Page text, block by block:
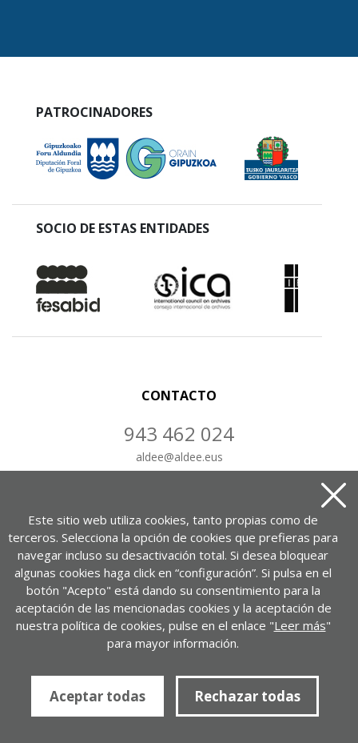
PATROCINADORES
SOCIO DE ESTAS ENTIDADES
CONTACTO
943 462 024
aldee@aldee.eus
Portuetxe kalea, 37, 1-7. bul.
20018 Donostia – Gipuzkoa
VER EN GOOGLE MAPS
Política de privacidad Política de cookies
Desarrollado porALDEE.com Empresa de
Este sitio web utiliza cookies, tanto propias como de
terceros. Selecciona la opción de cookies que prefieras para
navegar incluso su desactivación total. Si desea bloquear
algunas cookies haga click en “configuración”. Si pulsa en el
botón "Acepto" está dando su consentimiento para la
aceptación de las mencionadas cookies y la aceptación de
nuestra política de cookies, pulse en el enlace "Leer más"
para mayor información.
Aceptar todas Rechazar todas